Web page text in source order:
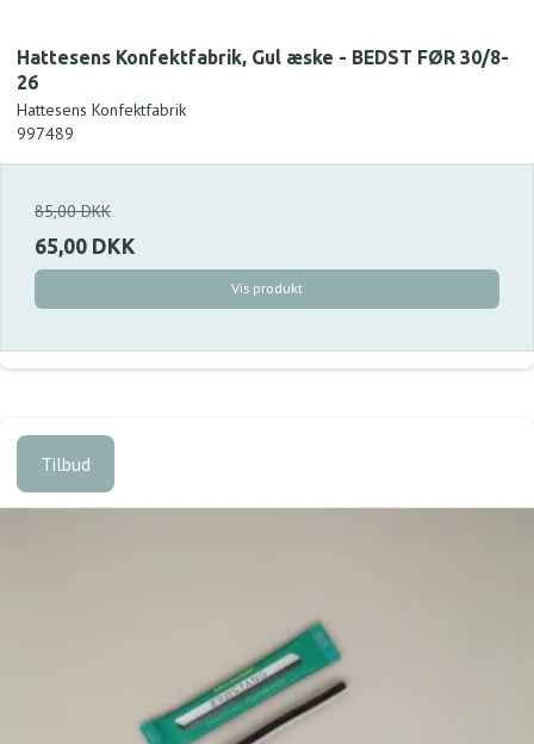
Hattesens Konfektfabrik, Gul æske - BEDST FØR 30/8-
26
Hattesens Konfektfabrik
997489
85,00 DKK
65,00 DKK
Vis produkt
Tilbud